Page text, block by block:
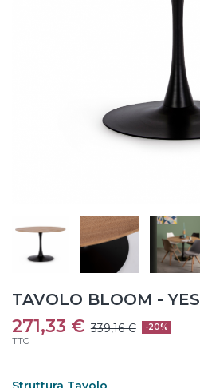
TAVOLO BLOOM - YES
271,33 € 339,16 € -20%
TTC